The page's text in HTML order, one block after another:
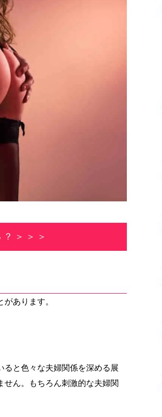
＞＞＞
あります。
ると色々な夫婦関係を深める展
せん。もちろん刺激的な夫婦関